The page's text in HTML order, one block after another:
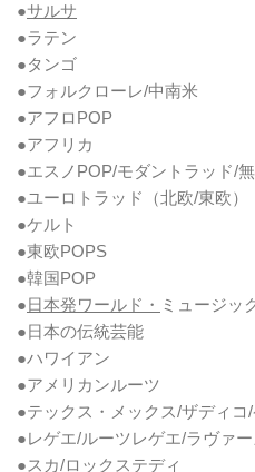
●サルサ
●ラテン
●タンゴ
●フォルクローレ/中南米
●アフロPOP
●アフリカ
●エスノPOP/モダントラッド/
●ユーロトラッド（北欧/東欧）
●ケルト
●東欧POPS
●韓国POP
●日本発ワールド・ ミュージッ
●日本の伝統芸能
●ハワイアン
●アメリカンルーツ
●テックス・メックス/ザディコ
●レゲエ/ルーツレゲエ/ラヴァー
●スカ/ロックステディ